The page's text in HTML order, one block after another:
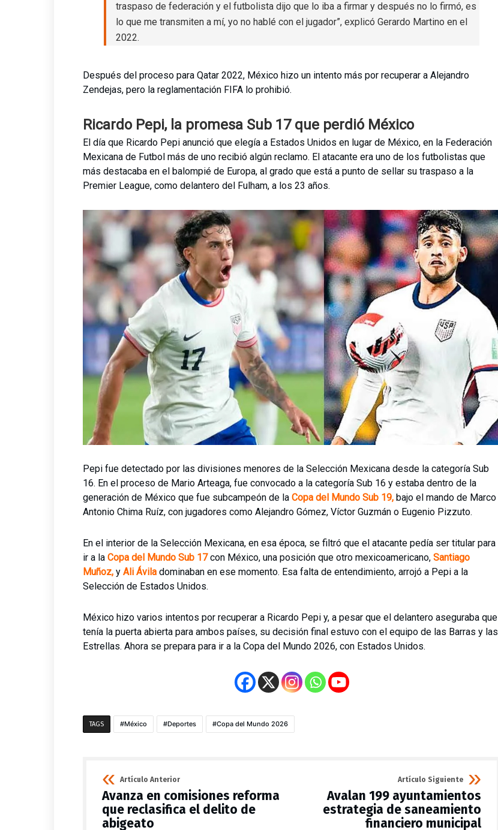
traspaso de federación y el futbolista dijo que lo iba a firmar y después no lo firmó, es
lo que me transmiten a mí, yo no hablé con el jugador”, explicó Gerardo Martino en el
2022.
Después del proceso para Qatar 2022, México hizo un intento más por recuperar a Alejandro
Zendejas, pero la reglamentación FIFA lo prohibió.
Ricardo Pepi, la promesa Sub 17 que perdió México
El día que Ricardo Pepi anunció que elegía a Estados Unidos en lugar de México, en la Federación
Mexicana de Futbol más de uno recibió algún reclamo. El atacante era uno de los futbolistas que
más destacaba en el balompié de Europa, al grado que está a punto de sellar su traspaso a la
Premier League, como delantero del Fulham, a los 23 años.
Pepi fue detectado por las divisiones menores de la Selección Mexicana desde la categoría Sub
16. En el proceso de Mario Arteaga, fue convocado a la categoría Sub 16 y estaba dentro de la
generación de México que fue subcampeón de la Copa del Mundo Sub 19, bajo el mando de Marco
Antonio Chima Ruíz, con jugadores como Alejandro Gómez, Víctor Guzmán o Eugenio Pizzuto.
En el interior de la Selección Mexicana, en esa época, se filtró que el atacante pedía ser titular para
ir a la Copa del Mundo Sub 17 con México, una posición que otro mexicoamericano, Santiago
Muñoz, y Ali Ávila dominaban en ese momento. Esa falta de entendimiento, arrojó a Pepi a la
Selección de Estados Unidos.
México hizo varios intentos por recuperar a Ricardo Pepi y, a pesar que el delantero aseguraba que
tenía la puerta abierta para ambos países, su decisión final estuvo con el equipo de las Barras y las
Estrellas. Ahora se prepara para ir a la Copa del Mundo 2026, con Estados Unidos.
TAGS México Deportes Copa del Mundo 2026
Artículo Anterior
Avanza en comisiones reforma
que reclasifica el delito de
abigeato
Artículo Siguiente
Avalan 199 ayuntamientos
estrategia de saneamiento
financiero municipal